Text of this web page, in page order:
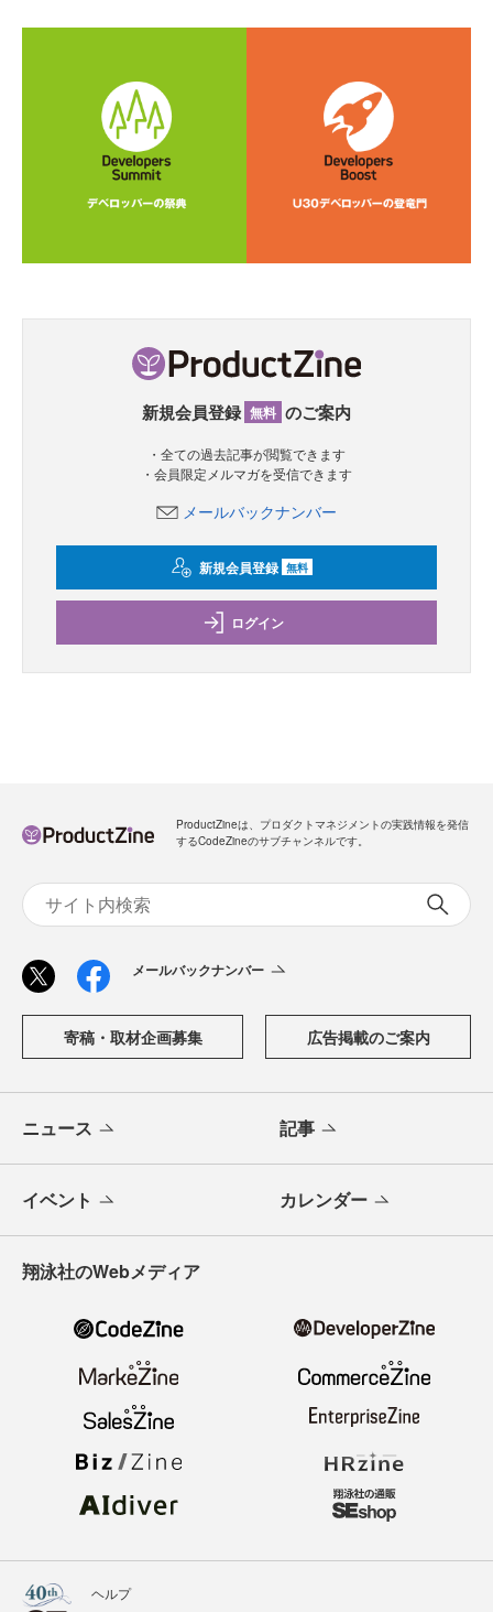
新規会員登録 無料 のご案内
・全ての過去記事が閲覧できます
・会員限定メルマガを受信できます
メールバックナンバー
新規会員登録 無料
ログイン
ProductZineは、プロダクトマネジメントの実践情報を発信
するCodeZineのサブチャンネルです。
メールバックナンバー
寄稿・取材企画募集 広告掲載のご案内
ニュース 記事
イベント カレンダー
翔泳社のWebメディア
ヘルプ